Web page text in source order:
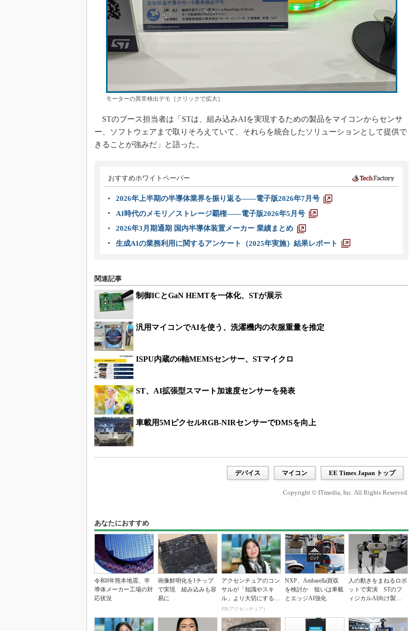
モーターの異常検出デモ［クリックで拡大］
STのブース担当者は「STは、組み込みAIを実現するための製品をマイコンからセンサ
ー、ソフトウェアまで取りそろえていて、それらを統合したソリューションとして提供で
きることが強みだ」と語った。
おすすめホワイトペーパー
2026年上半期の半導体業界を振り返る――電子版2026年7月号
AI時代のメモリ／ストレージ覇権――電子版2026年5月号
2026年3月期通期 国内半導体装置メーカー 業績まとめ
生成AIの業務利用に関するアンケート（2025年実施）結果レポート
関連記事
制御ICとGaN HEMTを一体化、STが展示
汎用マイコンでAIを使う、洗濯機内の衣服重量を推定
ISPU内蔵の6軸MEMSセンサー、STマイクロ
ST、AI拡張型スマート加速度センサーを発表
車載用5MピクセルRGB-NIRセンサーでDMSを向上
デバイス マイコン EE Times Japan トップ
Copyright © ITmedia, Inc. All Rights Reserved.
あなたにおすすめ
令和8年熊本地震、半
導体メーカー工場の対
応状況
画像鮮明化を1チップ
で実現 組み込みも容
易に
アクセンチュアのコン
サルが「知識やスキ
ル」より大切にする視
点
PR(アクセンチュア)
NXP、Ambarella買収
を検討か 狙いは車載
とエッジAI強化
人の動きをまねるロボ
ットで実演 STのフ
ィジカルAI向け製品